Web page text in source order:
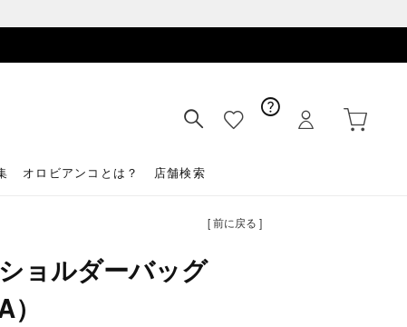
オロビアンコとは？ 店舗検索
[ 前に戻る ]
ョルダーバッグ